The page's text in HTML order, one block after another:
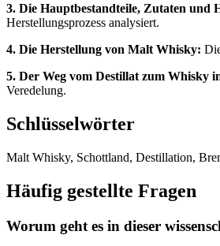
3. Die Hauptbestandteile, Zutaten und
Herstellungsprozess analysiert.
4. Die Herstellung von Malt Whisky:
5. Der Weg vom Destillat zum Whisky
Veredelung.
Schlüsselwörter
Malt Whisky, Schottland, Destillation,
Häufig gestellte Fragen
Worum geht es in dieser